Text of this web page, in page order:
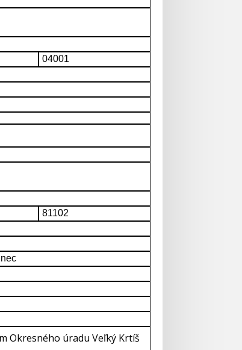
04001
81102
Okresného úradu Veľký Krtíš